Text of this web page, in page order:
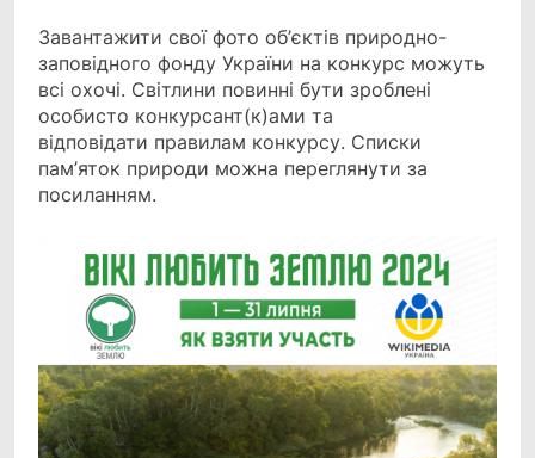
Завантажити свої фото об’єктів природно-
заповідного фонду України на конкурс можуть
всі охочі. Світлини повинні бути зроблені
особисто конкурсант(к)ами та
відповідати правилам конкурсу. Списки
пам’яток природи можна переглянути за
посиланням.